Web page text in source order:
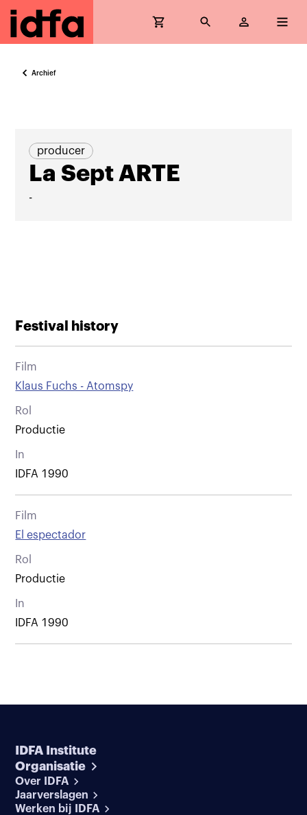
Archief
producer
La Sept ARTE
-
Festival history
Film
Klaus Fuchs - Atomspy
Rol
Productie
In
IDFA 1990
Film
El espectador
Rol
Productie
In
IDFA 1990
IDFA Institute
Organisatie
Over IDFA
Jaarverslagen
Werken bij IDFA